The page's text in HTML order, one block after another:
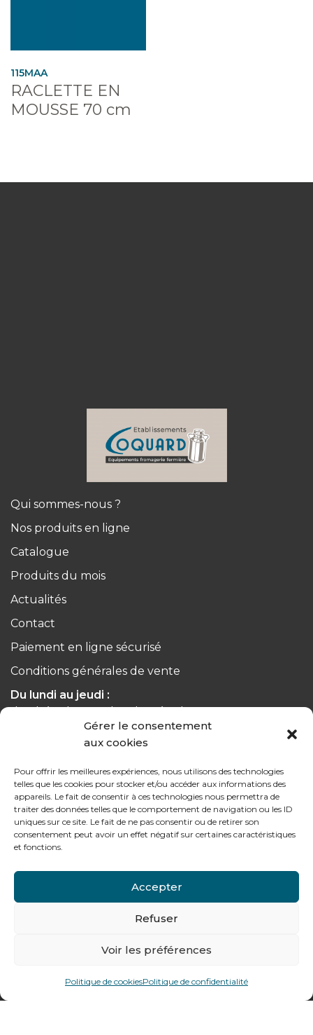
Gérer le consentement
aux cookies
Pour offrir les meilleures expériences, nous utilisons des technologies
telles que les cookies pour stocker et/ou accéder aux informations des
appareils. Le fait de consentir à ces technologies nous permettra de
traiter des données telles que le comportement de navigation ou les ID
uniques sur ce site. Le fait de ne pas consentir ou de retirer son
consentement peut avoir un effet négatif sur certaines caractéristiques
et fonctions.
Accepter
Refuser
Voir les préférences
Politique de cookiesPolitique de confidentialité
115MAA
RACLETTE EN
MOUSSE 70 cm
Qui sommes-nous ?
Nos produits en ligne
Catalogue
Produits du mois
Actualités
Contact
Paiement en ligne sécurisé
Conditions générales de vente
Du lundi au jeudi :
de 8h à 12h30 et de 13h30 à 17h20
Le vendredi :
Notre gamme pour les particuliers
Tél : + 33 (0)4 74 62 81 44
478 rue Alexandre Richetta